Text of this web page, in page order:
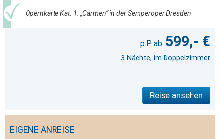
Opernkarte Kat. 1: „Carmen“ in der Semperoper Dresden
599,- €
3 Nächte, im Doppelzimmer
Reise ansehen
EIGENE ANREISE